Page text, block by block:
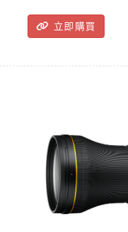
立即購買